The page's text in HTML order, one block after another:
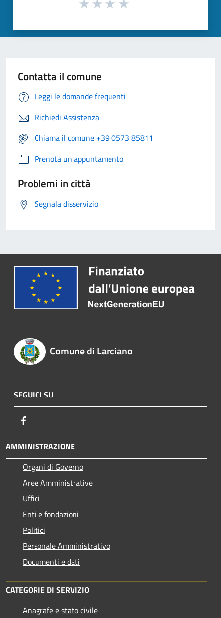
Contatta il comune
Leggi le domande frequenti
Richiedi Assistenza
Chiama il comune +39 0573 85811
Prenota un appuntamento
Problemi in città
Segnala disservizio
Comune di Larciano
SEGUICI SU
AMMINISTRAZIONE
Organi di Governo
Aree Amministrative
Uffici
Enti e fondazioni
Politici
Personale Amministrativo
Documenti e dati
CATEGORIE DI SERVIZIO
Anagrafe e stato civile